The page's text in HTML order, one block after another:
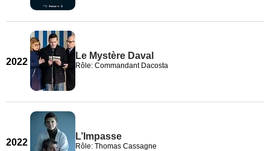
2022
Le Mystère Daval
Rôle: Commandant Dacosta
2022
L’Impasse
Rôle: Thomas Cassagne